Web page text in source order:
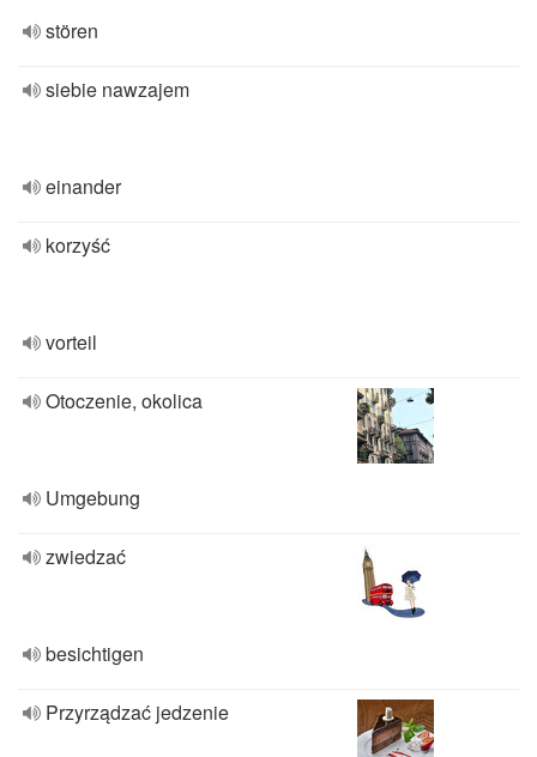
stören
siebie nawzajem
einander
korzyść
vorteil
Otoczenie, okolica
Umgebung
zwiedzać
besichtigen
Przyrządzać jedzenie